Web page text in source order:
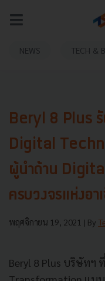
NEWS TECH &
Beryl 8 Plus
Digital
ผู้นำด้าน
ครบวงจรแห่งอา
พฤศจิกายน 19, 2021 | By
Beryl 8 Plus บริษัทฯ